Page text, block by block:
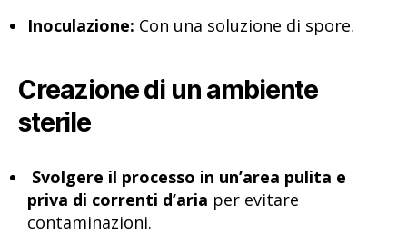
Inoculazione: Con una soluzione di spore.
Creazione di un ambiente
sterile
Svolgere il processo in un’area pulita e
priva di correnti d’aria per evitare
contaminazioni.